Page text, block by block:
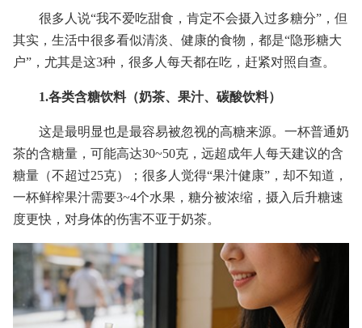
很多人说“我不爱吃甜食，肯定不会摄入过多糖分”，但
其实，生活中很多看似清淡、健康的食物，都是“隐形糖大
户”，尤其是这3种，很多人每天都在吃，赶紧对照自查。
1.各类含糖饮料（奶茶、果汁、碳酸饮料）
这是最明显也是最容易被忽视的高糖来源。一杯普通奶
茶的含糖量，可能高达30~50克，远超成年人每天建议的含
糖量（不超过25克）；很多人觉得“果汁健康”，却不知道，
一杯鲜榨果汁需要3~4个水果，糖分被浓缩，摄入后升糖速
度更快，对身体的伤害不亚于奶茶。